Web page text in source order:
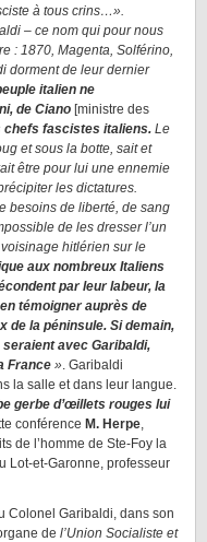
à tous crins…».
– ce nom qui pour nous
: 1870, Magenta, Solférino,
dorment de leur dernier
italien ne
de Ciano [ministre des
chefs fascistes italiens. Le
et sous la botte, sait et
être pour lui une ennemie
les dictatures.
besoins de liberté, de sang
de les dresser l’un
voisinage hitlérien sur le
aux nombreux Italiens
par leur labeur, la
témoigner auprès de
de la péninsule. Si demain,
avec Garibaldi,
France ». Garibaldi
la salle et dans leur langue.
gerbe d’œillets rouges lui
conférence M. Herpe,
de l’homme de Ste-Foy la
Lot-et-Garonne, professeur
Colonel Garibaldi, dans son
de l’Union Socialiste et